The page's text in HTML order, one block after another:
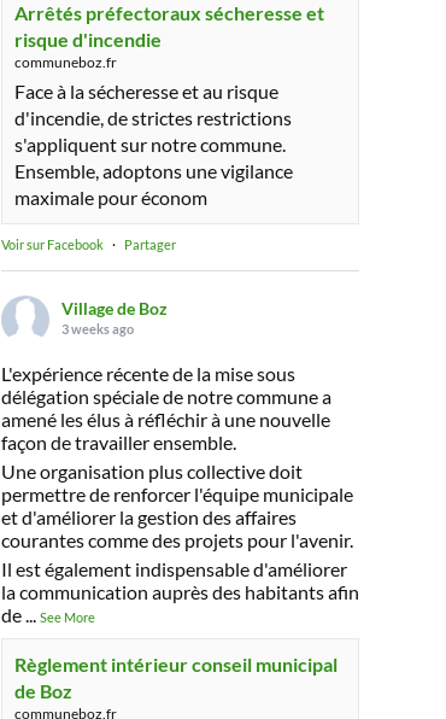
Arrêtés préfectoraux sécheresse et
risque d'incendie
communeboz.fr
Face à la sécheresse et au risque
d'incendie, de strictes restrictions
s'appliquent sur notre commune.
Ensemble, adoptons une vigilance
maximale pour économ
Voir sur Facebook · Partager
Village de Boz
3 weeks ago
L'expérience récente de la mise sous
délégation spéciale de notre commune a
amené les élus à réfléchir à une nouvelle
façon de travailler ensemble.
Une organisation plus collective doit
permettre de renforcer l'équipe municipale
et d'améliorer la gestion des affaires
courantes comme des projets pour l'avenir.
Il est également indispensable d'améliorer
la communication auprès des habitants afin
de... See More
Règlement intérieur conseil municipal
de Boz
communeboz.fr